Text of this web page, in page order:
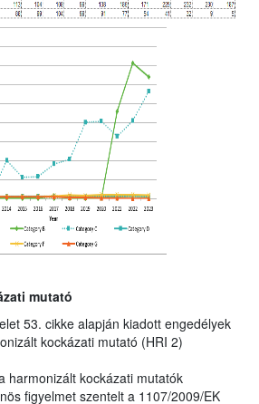
mutató
53. cikke alapján kiadott engedélyek
kockázati mutató (HRI 2)
harmonizált kockázati mutatók
figyelmet szentelt a 1107/2009/EK